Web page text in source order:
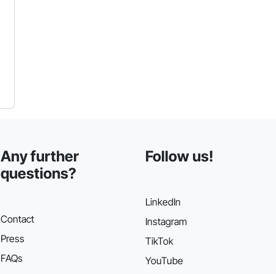
Any further
questions?
Contact
Press
FAQs
Follow us!
LinkedIn
Instagram
TikTok
YouTube